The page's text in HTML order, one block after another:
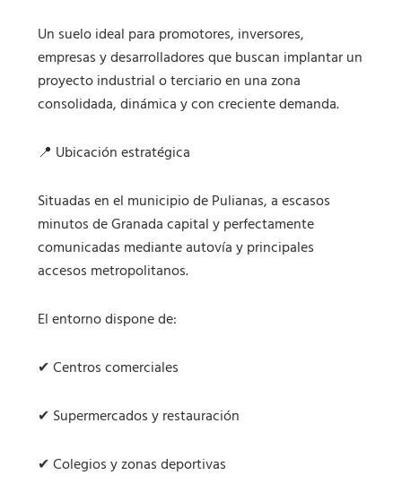
Un suelo ideal para promotores, inversores,
empresas y desarrolladores que buscan implantar un
proyecto industrial o terciario en una zona
consolidada, dinámica y con creciente demanda.
📍 Ubicación estratégica
Situadas en el municipio de Pulianas, a escasos
minutos de Granada capital y perfectamente
comunicadas mediante autovía y principales
accesos metropolitanos.
El entorno dispone de:
✔ Centros comerciales
✔ Supermercados y restauración
✔ Colegios y zonas deportivas